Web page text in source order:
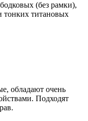
(без рамки),
тонких титановых
обладают очень
Подходят